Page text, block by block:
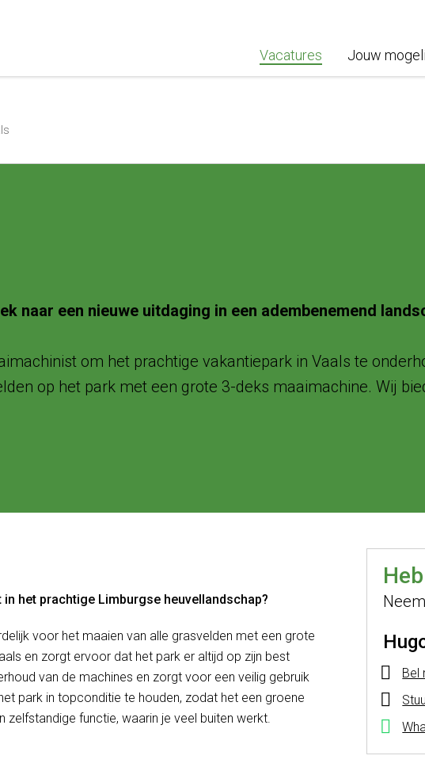
Vacatures Jouw
naar een nieuwe uitdaging in een adembenemend
om het prachtige vakantiepark in Vaals te
op het park met een grote 3-deks maaimachine. Wij
het prachtige Limburgse heuvellandschap?
voor het maaien van alle grasvelden met een grote
en zorgt ervoor dat het park er altijd op zijn best
van de machines en zorgt voor een veilig gebruik
park in topconditie te houden, zodat het een groene
zelfstandige functie, waarin je veel buiten werkt.
Bel